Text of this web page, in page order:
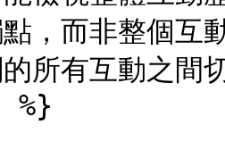
，而非整個互
所有互動之間
%}